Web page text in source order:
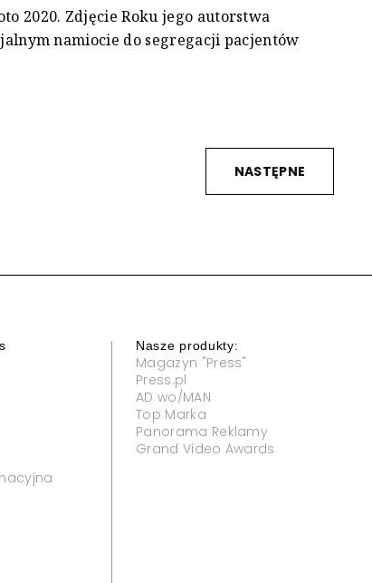
2020. Zdjęcie Roku jego autorstwa
namiocie do segregacji pacjentów
NASTĘPNE
Nasze produkty:
Magazyn "Press"
Press.pl
AD wo/MAN
Top Marka
Panorama Reklamy
Grand Video Awards